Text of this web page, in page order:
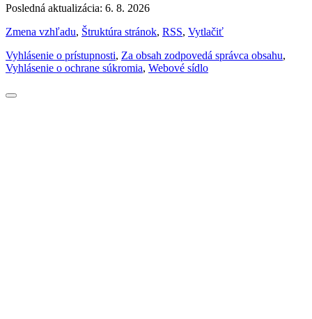
Posledná aktualizácia: 6. 8. 2026
Zmena vzhľadu, Štruktúra stránok, RSS, Vytlačiť
Vyhlásenie o prístupnosti, Za obsah zodpovedá správca obsahu,
Vyhlásenie o ochrane súkromia, Webové sídlo